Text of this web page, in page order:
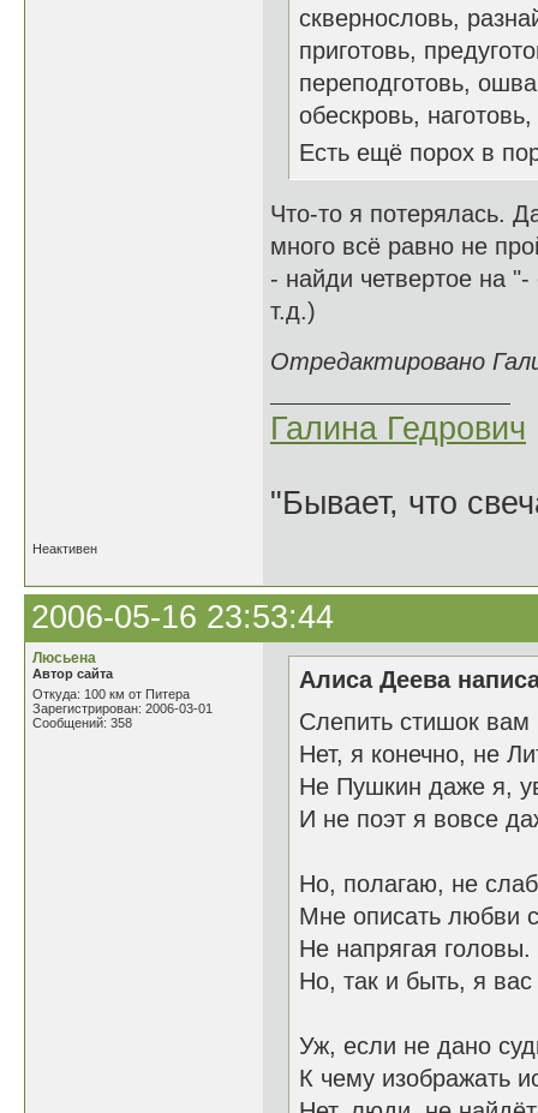
сквернословь,
приготовь,
переподготовь,
обескровь,
Есть ещё порох в
Что-то я потерялась.
много всё равно не
- найди четвертое на "-
т.д.)
Отредактировано
Галина Гедрович
"Бывает, что
Неактивен
2006-05-16 23:53:44
Люсьена
Автор сайта
Откуда: 100 км от Питера
Зарегистрирован: 2006-03-01
Сообщений: 358
Алиса Деева
Слепить стишок
Нет, я конечно, не
Не Пушкин даже я,
И не поэт я вовсе
Но, полагаю, не
Мне описать любви
Не напрягая головы.
Но, так и быть, я
Уж, если не дано
К чему изображать